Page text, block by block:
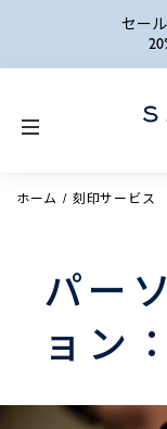
セー
ホーム 刻印サービス
パー
ョン